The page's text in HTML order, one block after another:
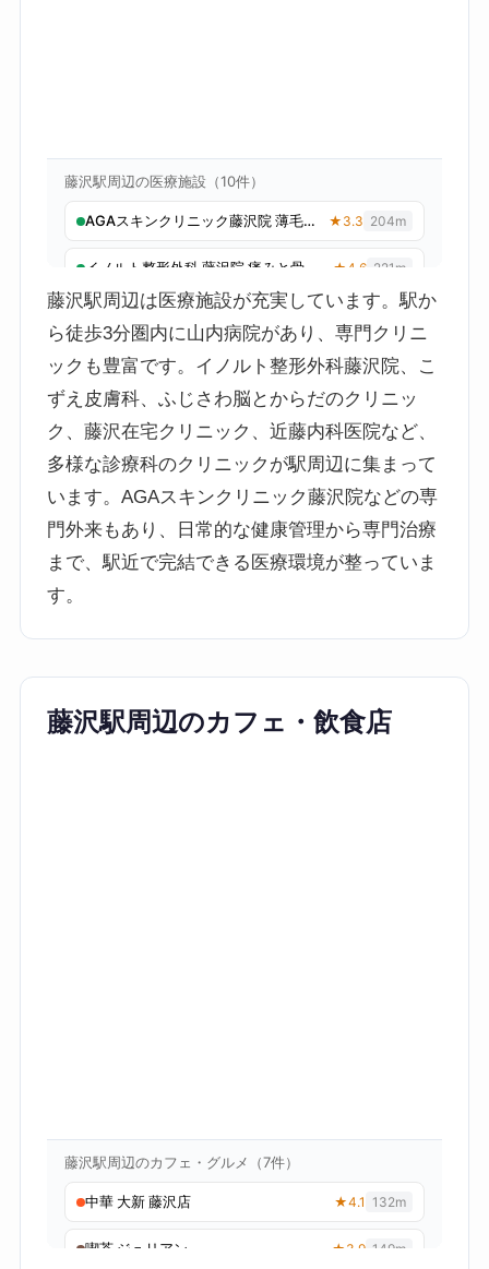
藤沢駅周辺は医療施設が充実しています。駅か
ら徒歩3分圏内に山内病院があり、専門クリニ
ックも豊富です。イノルト整形外科藤沢院、こ
ずえ皮膚科、ふじさわ脳とからだのクリニッ
ク、藤沢在宅クリニック、近藤内科医院など、
多様な診療科のクリニックが駅周辺に集まって
います。AGAスキンクリニック藤沢院などの専
門外来もあり、日常的な健康管理から専門治療
まで、駅近で完結できる医療環境が整っていま
す。
藤沢駅周辺のカフェ・飲食店